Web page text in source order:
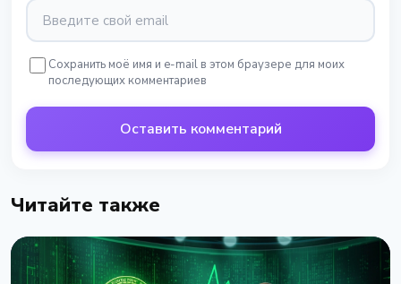
Сохранить моё имя и e-mail в этом браузере для моих
последующих комментариев
Оставить комментарий
Читайте также